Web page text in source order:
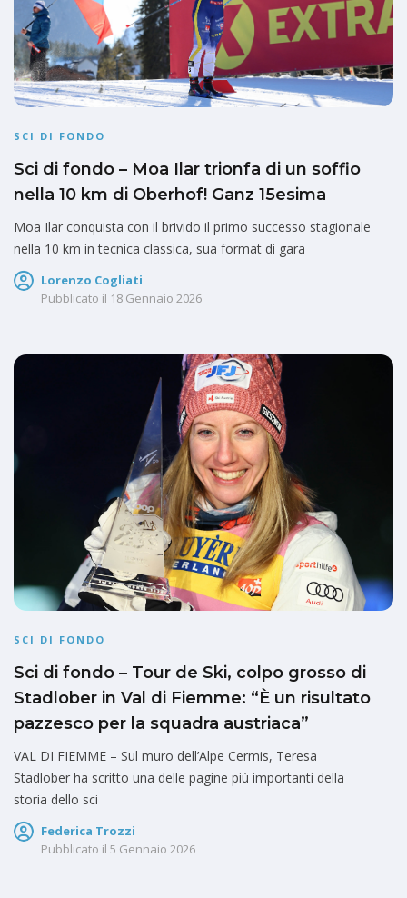
SCI DI FONDO
Sci di fondo – Moa Ilar trionfa di un soffio
nella 10 km di Oberhof! Ganz 15esima
Moa Ilar conquista con il brivido il primo successo stagionale
nella 10 km in tecnica classica, sua format di gara
Lorenzo Cogliati
Pubblicato il 18 Gennaio 2026
SCI DI FONDO
Sci di fondo – Tour de Ski, colpo grosso di
Stadlober in Val di Fiemme: “È un risultato
pazzesco per la squadra austriaca”
VAL DI FIEMME – Sul muro dell’Alpe Cermis, Teresa
Stadlober ha scritto una delle pagine più importanti della
storia dello sci
Federica Trozzi
Pubblicato il 5 Gennaio 2026